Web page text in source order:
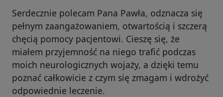
Serdecznie polecam Pana Pawła, odznacza się
pełnym zaangażowaniem, otwartością i szczerą
chęcią pomocy pacjentowi. Cieszę się, że
miałem przyjemność na niego trafić podczas
moich neurologicznych wojaży, a dzięki temu
poznać całkowicie z czym się zmagam i wdrożyć
odpowiednie leczenie.